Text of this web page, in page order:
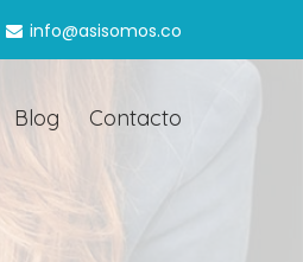
info@asisomos.co
Blog Contacto